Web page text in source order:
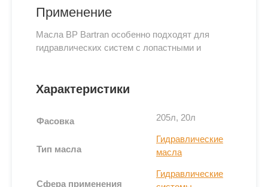
Применение
Масла BP Bartran особенно подходят для
гидравлических систем с лопастными и
Они разработаны для использования в сильно
высокий уровень противоизносных свойств и /
Также масла BP Bartran подходят для
высоких уровней противоизносных свойств и
Характеристики
Фасовка 205л, 20л
Тип масла
Гидравлические
масла
Сфера применения
Гидравлические